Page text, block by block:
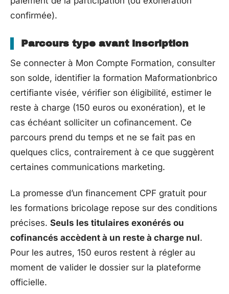
confirmée).
Parcours type avant inscription
Se connecter à Mon Compte Formation, consulter
son solde, identifier la formation Maformationbrico
certifiante visée, vérifier son éligibilité, estimer le
reste à charge (150 euros ou exonération), et le
cas échéant solliciter un cofinancement. Ce
parcours prend du temps et ne se fait pas en
quelques clics, contrairement à ce que suggèrent
certaines communications marketing.
La promesse d’un financement CPF gratuit pour
les formations bricolage repose sur des conditions
précises. Seuls les titulaires exonérés ou
cofinancés accèdent à un reste à charge nul.
Pour les autres, 150 euros restent à régler au
moment de valider le dossier sur la plateforme
officielle.